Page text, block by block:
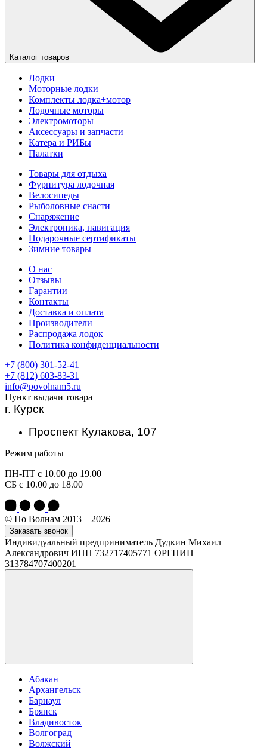
Каталог товаров
Лодки
Моторные лодки
Комплекты лодка+мотор
Лодочные моторы
Электромоторы
Аксессуары и запчасти
Катера и РИБы
Палатки
Товары для отдыха
Фурнитура лодочная
Велосипеды
Рыболовные снасти
Снаряжение
Электроника, навигация
Подарочные сертификаты
Зимние товары
О нас
Отзывы
Гарантии
Контакты
Доставка и оплата
Производители
Распродажа лодок
Политика конфиденциальности
+7 (800) 301-52-41
+7 (812) 603-83-31
info@povolnam5.ru
Пункт выдачи товара
г. Курск
Проспект Кулакова, 107
Режим работы
ПН-ПТ с 10.00 до 19.00
СБ с 10.00 до 18.00
© По Волнам 2013 – 2026
Заказать звонок
Индивидуальный предприниматель Дудкин Михаил
Александрович ИНН 732717405771 ОРГНИП
313784707400201
Абакан
Архангельск
Барнаул
Брянск
Владивосток
Волгоград
Волжский